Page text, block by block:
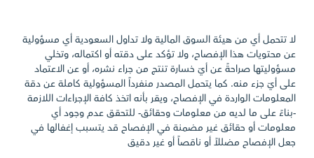
لا تتحمل أي من هيئة السوق المالية ولا تداول السعودية أي مسؤولية
عن محتويات هذا الإفصاح، ولا تؤكد على دقته أو اكتماله، وتخلي
مسؤوليتها صراحةً عن أيّ خسارة تنتج من جراء نشره، أو عن الاعتماد
على أيّ جزء منه. كما يتحمل المصدر منفرداً المسؤولية كاملة عن دقة
المعلومات الواردة في الإفصاح، ويقر بأنه اتخذ كافة الإجراءات اللازمة
-بناءً على ما لديه من معلومات وحقائق- للتحقق عدم وجود أي
معلومات أو حقائق غير مضمنة في الإفصاح قد يتسبب إغفالها في
جعل الإفصاح مضللاً أو ناقصاً أو غير دقيق